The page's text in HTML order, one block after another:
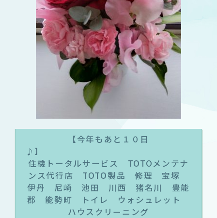
【今年もあと１０日
住機トータルサービス TOTOメンテナ
ンス代行店 TOTO製品 修理 宝塚
伊丹 尼崎 池田 川西 猪名川 豊能
郡 能勢町 トイレ ウォシュレット
ハウスクリーニング